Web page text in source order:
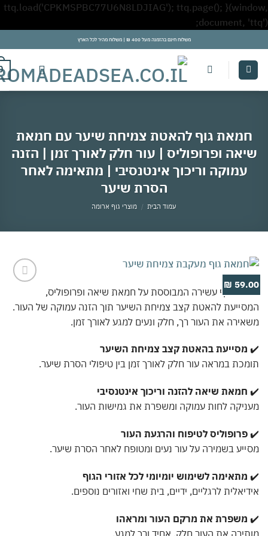
ttq.load('CPKMSPBC77U6N8LDJIAG'); ttq.page();
document,
Skip
content
משלוח חינם בהזמנה מעל 400 ₪ | משלוח מהיר לכל הארץ
0
גוף להאטת צמיחת שיער עם חמאת
ופרופוליס | עור חלק לאורך זמן | הזנה
עמוקה וריכוך אינטנסיבי | מתאימה לאחר
הסרת שיער
עמוד הבית / מוצרי גוף ארומה
Add to
wishlist
גוף עשירה המבוססת על חמאת שיאה ופרופוליס,
להאטת קצב צמיחת השיער תוך הזנה עמוקה של העור.
את העור רך, חלק ונעים למגע לאורך זמן.
מסייעת בהאטת קצב צמיחת השיער
במראה עור חלק לאורך זמן בין טיפולי הסרת שיער.
חמאת שיאה להזנה וריכוך אינטנסיבי
לחות עמוקה ומשפרת את גמישות העור.
פרופוליס לטיפוח והרגעת העור
בשמירה על עור נעים ומטופח לאחר הסרת שיער.
מתאימה לשימוש יומיומי לכל אזורי הגוף
לרגליים, ידיים, בית שחי ואזורים נוספים.
משפרת את מרקם העור ומראהו
את העור חלק, אחיד ורך למגע.